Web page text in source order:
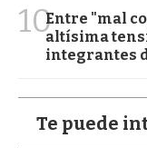
10Entre "mal
altísima
integrantes
Te puede